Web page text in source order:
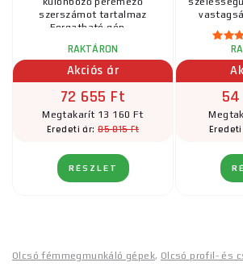
szerszámot tartalmaz
Forgatható gép ...
RAKTÁRON
Akciós ár
72 655 Ft
Megtakarít 13 160 Ft
Eredeti ár:85 815 Ft
RÉSZLET
Olcsó fémmegmunkáló gépek, Olcsó profil- és